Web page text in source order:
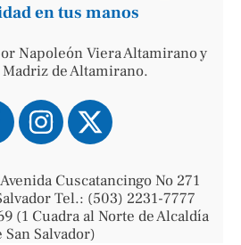
en tus manos
Napoleón Viera Altamirano y
de Altamirano.
Cuscatancingo No 271
Tel.: (503) 2231-7777
(1 Cuadra al Norte de Alcaldía
San Salvador)